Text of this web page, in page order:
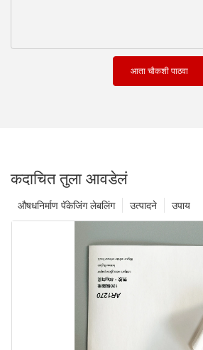
आता चौकशी पाठवा
कदाचित तुला आवडेलं
उपाय
उत्पादने
औषधनिर्माण पॅकेजिंग लेबलिंग